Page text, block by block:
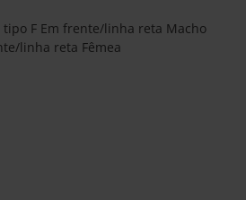
tipo F Em frente/linha reta Macho
linha reta Fêmea